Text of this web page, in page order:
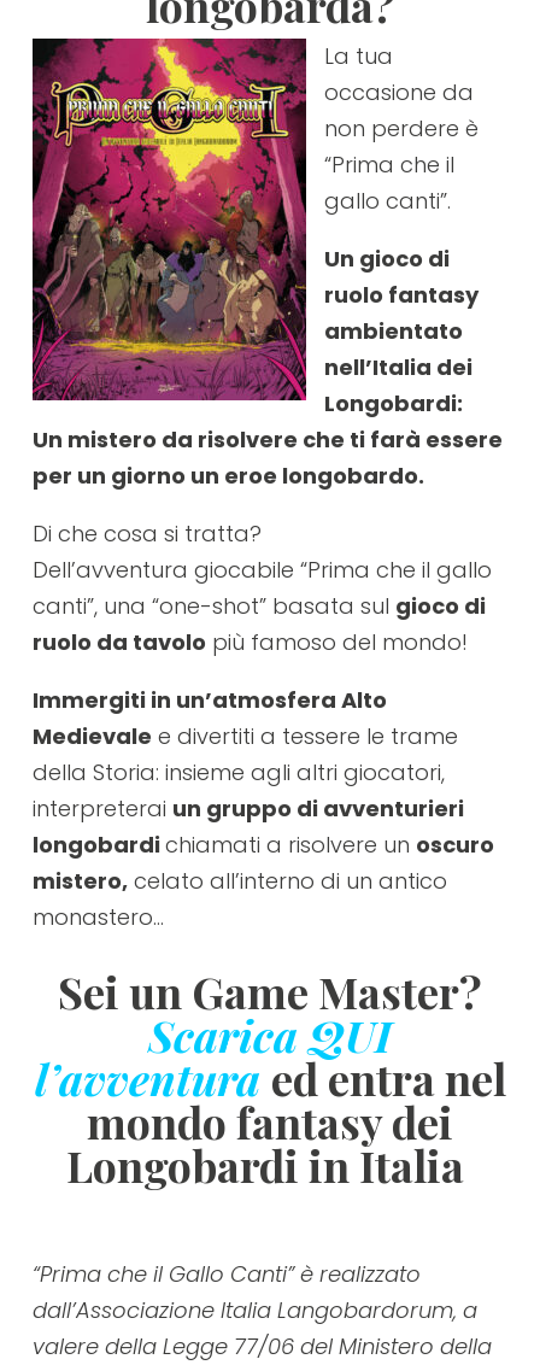
La tua
occasione da
non perdere è
“Prima che il
gallo canti”.
Un gioco di
ruolo fantasy
ambientato
nell’Italia dei
Longobardi:
Un mistero da risolvere che ti farà essere
per un giorno un eroe longobardo.
Di che cosa si tratta?
Dell’avventura giocabile “Prima che il gallo
canti”, una “one-shot” basata sul gioco di
ruolo da tavolo più famoso del mondo!
Immergiti in un’atmosfera Alto
Medievale e divertiti a tessere le trame
della Storia: insieme agli altri giocatori,
interpreterai un gruppo di avventurieri
longobardichiamati a risolvere un oscuro
mistero,celato all’interno di un antico
monastero…
Sei un Game Master?
Scarica QUI
l’avventura ed entra nel
mondo fantasy dei
Longobardi in Italia
“Prima che il Gallo Canti” è realizzato
dall’Associazione Italia Langobardorum, a
valere della Legge 77/06 del Ministero della